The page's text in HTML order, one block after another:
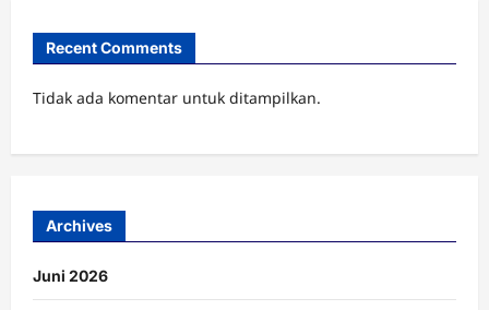
Recent Comments
Tidak ada komentar untuk ditampilkan.
Archives
Juni 2026